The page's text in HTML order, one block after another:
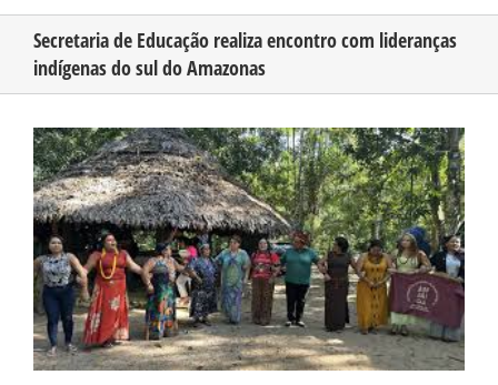
CONHEÇA O AMAZONAS
PUBLICIDADE
CONTATO
Secretaria de Educação realiza encontro com lideranças
indígenas do sul do Amazonas
View
Larger
Image